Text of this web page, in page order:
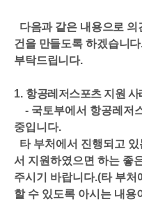
다음과 같은 내용으로
건을 만들도록 하겠습니다
부탁드립니다.
1. 항공레저스포츠 지원 사
- 국토부에서 항공레저
중입니다.
타 부처에서 진행되고
서 지원하였으면 하는 좋
주시기 바랍니다.(타 부처
할 수 있도록 아시는 내용